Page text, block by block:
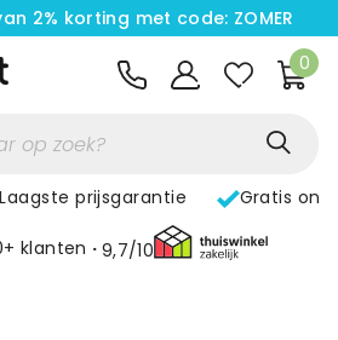
2% korting met code: ZOMER
0
Laagste prijsgarantie Gratis
klanten 9,7/10